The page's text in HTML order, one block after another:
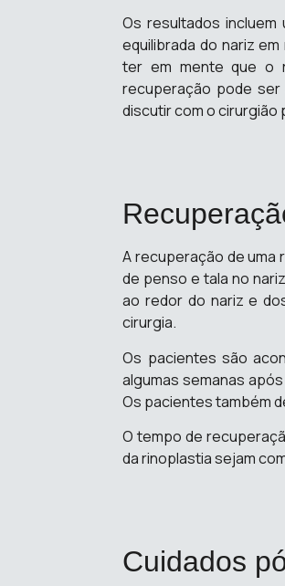
Os resultados incluem
equilibrada do nariz
ter em mente que o
recuperação pode ser
discutir com o cirurgião
A recuperação de uma
de penso e tala no
ao redor do nariz e
cirurgia.​
Os pacientes são
algumas semanas
Os pacientes também
O tempo de
da rinoplastia sejam
Cuidados